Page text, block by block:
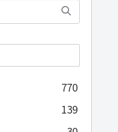
770
139